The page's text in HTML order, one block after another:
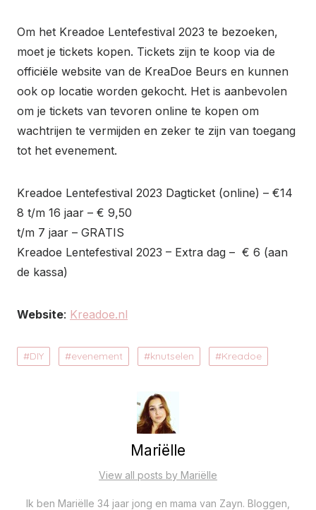
Om het Kreadoe Lentefestival 2023 te bezoeken,
moet je tickets kopen. Tickets zijn te koop via de
officiële website van de KreaDoe Beurs en kunnen
ook op locatie worden gekocht. Het is aanbevolen
om je tickets van tevoren online te kopen om
wachtrijen te vermijden en zeker te zijn van toegang
tot het evenement.
Kreadoe Lentefestival 2023 Dagticket (online) – €14
8 t/m 16 jaar – € 9,50
t/m 7 jaar – GRATIS
Kreadoe Lentefestival 2023 – Extra dag – € 6 (aan
de kassa)
Website: Kreadoe.nl
DIY evenement knutselen Kreadoe
Mariëlle
View all posts by Mariëlle
Ik ben Mariëlle 34 jaar jong en mama van Zayn. Bloggen,